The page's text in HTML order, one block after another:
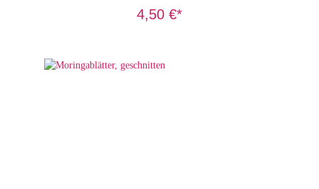
Minuten ziehen lassen. Der Tee kann einige
4,50 €*